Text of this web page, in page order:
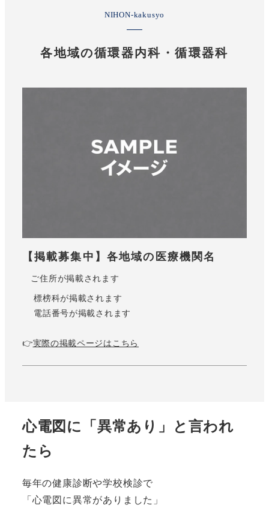
NIHON-kakusyo
各地域の循環器内科・循環器科
【掲載募集中】各地域の医療機関名
標榜科が掲載されます
電話番号が掲載されます
👉実際の掲載ページはこちら
ご住所が掲載されます
心電図に「異常あり」と言われ
たら
毎年の健康診断や学校検診で
「心電図に異常がありました」